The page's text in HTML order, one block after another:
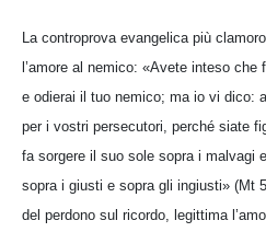
La controprova evangelica più
l’amore al nemico: «Avete inteso che
e odierai il tuo nemico; ma io vi dico:
per i vostri persecutori, perché siate
fa sorgere il suo sole sopra i malvagi
sopra i giusti e sopra gli ingiusti» (Mt
del perdono sul ricordo, legittima